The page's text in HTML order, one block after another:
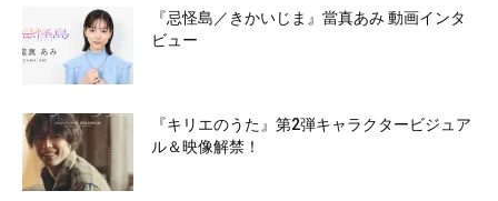
『忌怪島／きかいじま』當真あみ 動画インタ
ビュー
『キリエのうた』第2弾キャラクタービジュア
ル＆映像解禁！